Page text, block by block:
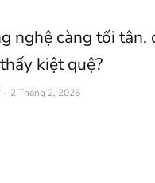
nghệ càng tối tân,
kiệt quệ?
- 2 Tháng 2, 2026